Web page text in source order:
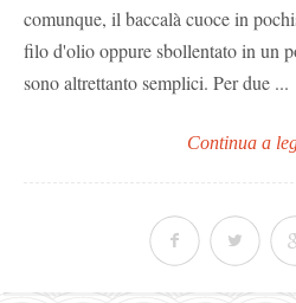
comunque, il baccalà cuoce in
filo d'olio oppure sbollentato in un
sono altrettanto semplici. Per due ...
Continua a